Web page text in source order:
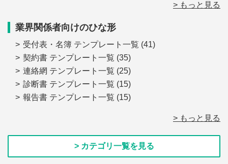
> もっと見る
業界関係者向けのひな形
受付表・名簿 テンプレート一覧 (41)
契約書 テンプレート一覧 (35)
連絡網 テンプレート一覧 (25)
診断書 テンプレート一覧 (15)
報告書 テンプレート一覧 (15)
> もっと見る
> カテゴリ一覧を見る